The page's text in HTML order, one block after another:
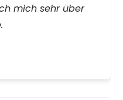
mich sehr über